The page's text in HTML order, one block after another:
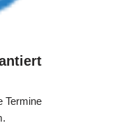
Termine